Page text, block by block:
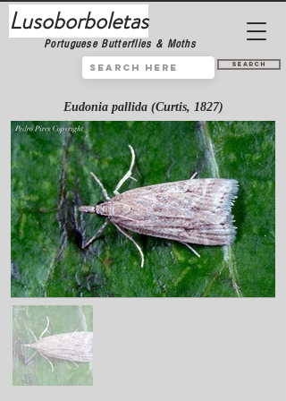
Lusoborboletas
Portuguese Butterflies & Moths
Search
Eudonia pallida (Curtis, 1827)